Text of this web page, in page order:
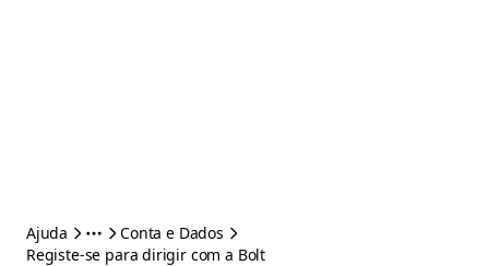
Ajuda
Conta e Dados
Registe-se para dirigir com a Bolt